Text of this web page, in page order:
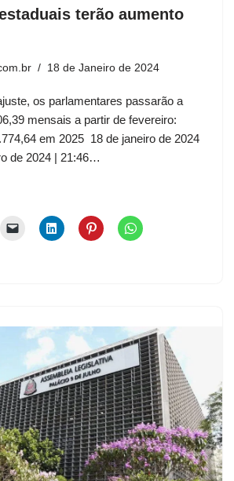
terão aumento
18 de Janeiro de 2024
os parlamentares passarão a
mensais a partir de fevereiro:
em 2025 18 de janeiro de 2024
de 2024 | 21:46…